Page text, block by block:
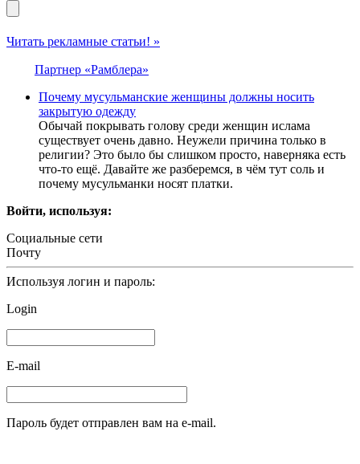
Читать рекламные статьи! »
Партнер «Рамблера»
Почему мусульманские женщины должны носить
закрытую одежду
Обычай покрывать голову среди женщин ислама
существует очень давно. Неужели причина только в
религии? Это было бы слишком просто, наверняка есть
что-то ещё. Давайте же разберемся, в чём тут соль и
почему мусульманки носят платки.
Войти, используя:
Социальные сети
Почту
Используя логин и пароль:
Login
E-mail
Пароль будет отправлен вам на e-mail.